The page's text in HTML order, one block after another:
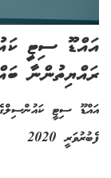
އައްޑޫ ސިޓީ
ރައްޔިތުންނާ
ފެބުރުވަރީ 2020